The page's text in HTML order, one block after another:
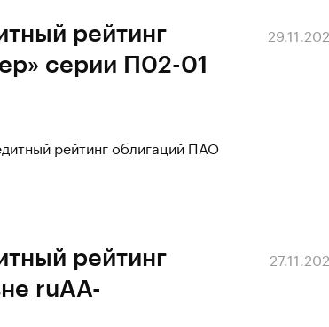
рейтинг
серии П02-01
рейтинг облигаций ПАО
рейтинг
ruAA-